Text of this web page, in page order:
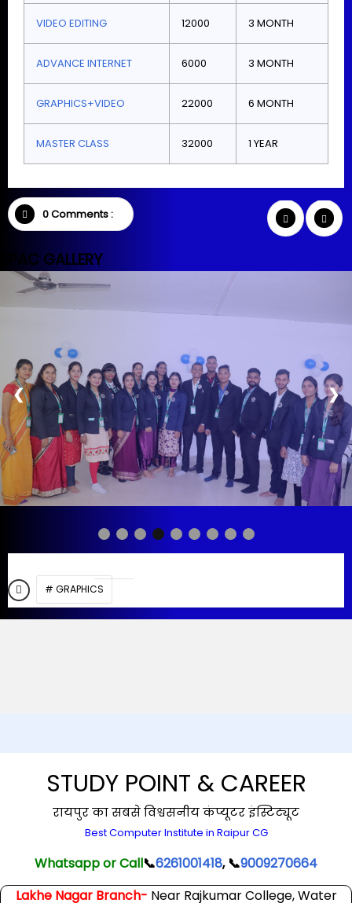
VIDEO EDITING 12000 3 MONTH
ADVANCE INTERNET 6000 3 MONTH
GRAPHICS+VIDEO 22000 6 MONTH
MASTER CLASS 32000 1 YEAR
0 Comments :
SPAC GALLERY
❮ ❯
# GRAPHICS
STUDY POINT & CAREER
रायपुर का सबसे विश्वसनीय कंप्यूटर इंस्टिट्यूट
Best Computer Institute in Raipur CG
Whatsapp or Call📞6261001418, 📞9009270664
Lakhe Nagar Branch- Near Rajkumar College, Water